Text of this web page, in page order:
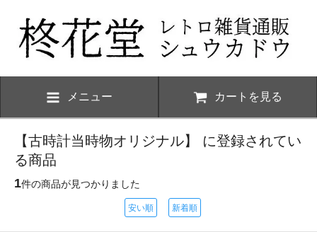
メニュー カートを見る
【古時計当時物オリジナル】 に登録されてい
る商品
1件の商品が見つかりました
安い順 新着順